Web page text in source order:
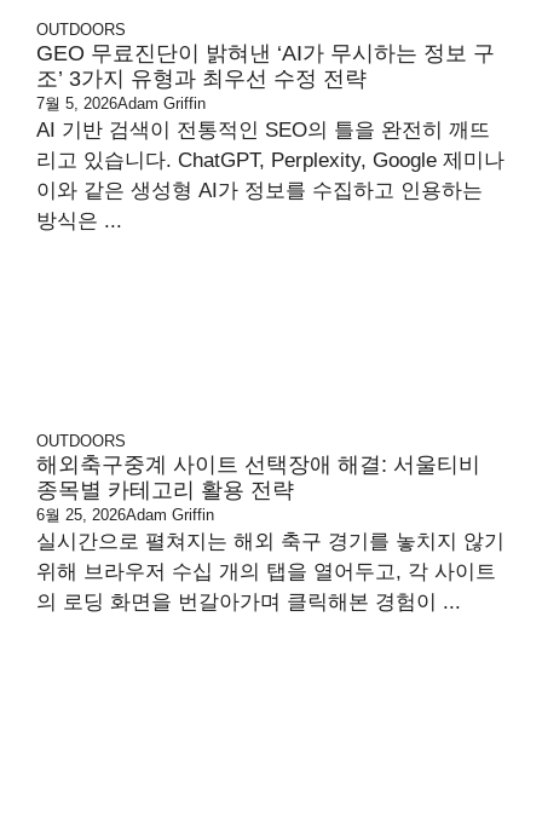
OUTDOORS
GEO 무료진단이 밝혀낸 ‘AI가 무시하는 정보 구
조’ 3가지 유형과 최우선 수정 전략
7월 5, 2026Adam Griffin
AI 기반 검색이 전통적인 SEO의 틀을 완전히 깨뜨
리고 있습니다. ChatGPT, Perplexity, Google 제미나
이와 같은 생성형 AI가 정보를 수집하고 인용하는
방식은 ...
OUTDOORS
해외축구중계 사이트 선택장애 해결: 서울티비
종목별 카테고리 활용 전략
6월 25, 2026Adam Griffin
실시간으로 펼쳐지는 해외 축구 경기를 놓치지 않기
위해 브라우저 수십 개의 탭을 열어두고, 각 사이트
의 로딩 화면을 번갈아가며 클릭해본 경험이 ...